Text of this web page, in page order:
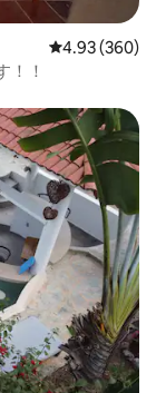
レビュー360
4.93 (360)
！！